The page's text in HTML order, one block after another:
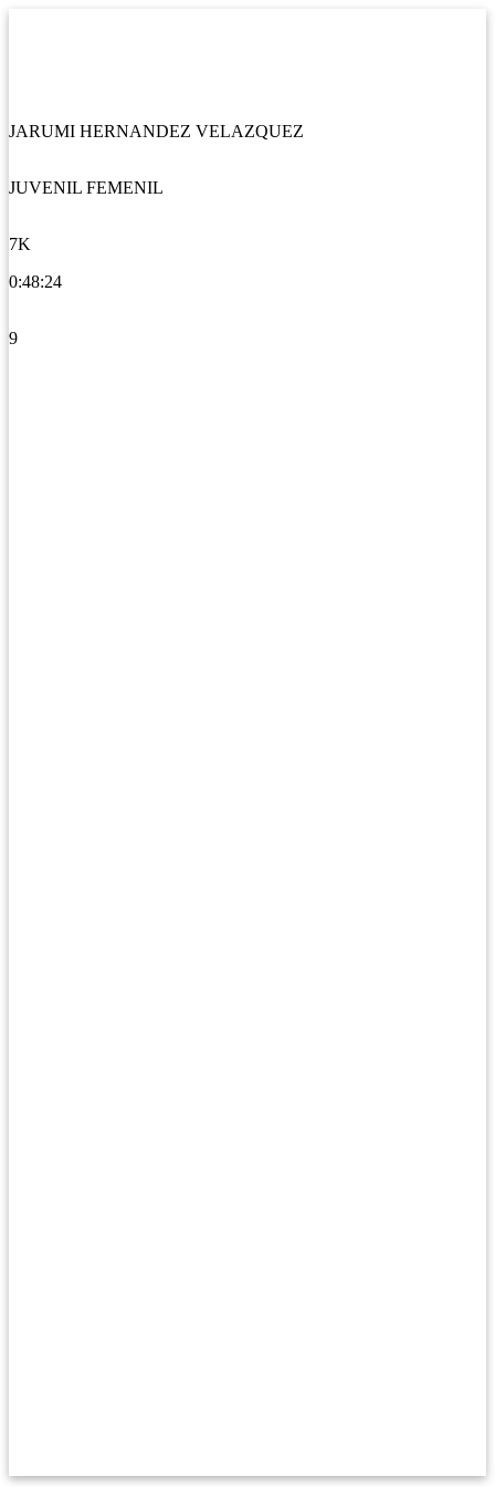
JARUMI HERNANDEZ VELAZQUEZ
JUVENIL FEMENIL
7K
0:48:24
9